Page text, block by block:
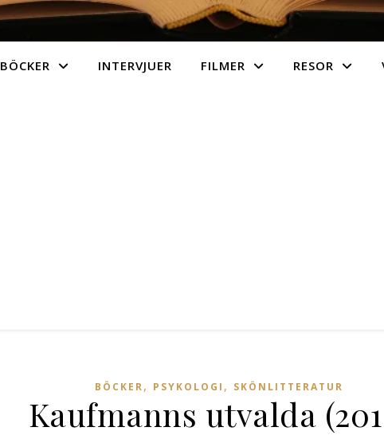
BÖCKER INTERVJUER FILMER RESOR
BÖCKER, PSYKOLOGI , SKÖNLITTERATUR
Kaufmanns utvalda